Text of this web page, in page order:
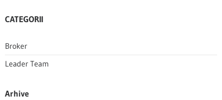
CATEGORII
Broker
Leader Team
Arhive